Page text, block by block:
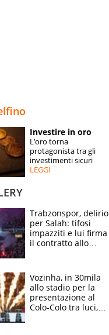
ESPERTI
CONTATTI
Investire in oro
L’oro torna
protagonista tra gli
investimenti sicuri
LEGGI
Trabzonspor, delirio
per Salah: tifosi
impazziti e lui firma
il contratto allo
Vozinha, in 30mila
allo stadio per la
presentazione al
Colo-Colo tra luci,